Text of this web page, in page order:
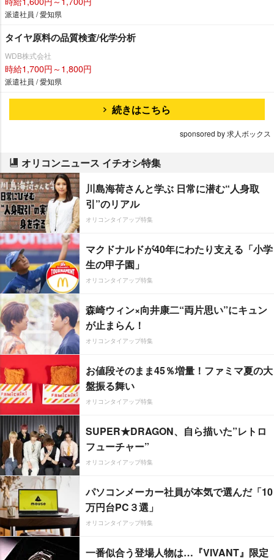
派遣社員 / 愛知県
タイヤ原料の品質検査/化学分析
WDB株式会社
時給1,700円～1,800円
派遣社員 / 愛知県
続きはこちら
sponsored by 求人ボックス
オリコンニュース イチオシ特集
川島海荷さんと学ぶ 日常に潜む“人身取
引”のリアル
オリコンタイアップ特集
マクドナルドが40年にわたり支える「小学
生の甲子園」
オリコンタイアップ特集
森崎ウィン×向井康二“両片思い”にキュン
が止まらん！
オリコンタイアップ特集
お値段そのまま45％増量！ファミマ夏の大
盤振る舞い
オリコンタイアップ特集
SUPER★DRAGON、自ら描いた”レトロ
フューチャー”
オリコンタイアップ特集
パソコンメーカー社員が本気で選んだ「10
万円台PC３選」
オリコンタイアップ特集
一番似合う登場人物は…『VIVANT』限定